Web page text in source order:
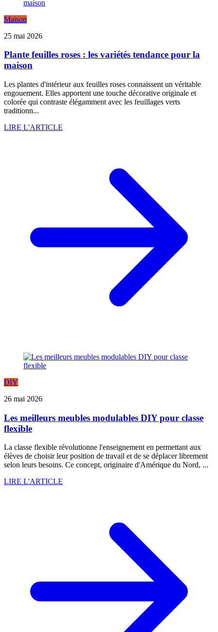
Maison
25 mai 2026
Plante feuilles roses : les variétés tendance pour la
maison
Les plantes d'intérieur aux feuilles roses connaissent un véritable
engouement. Elles apportent une touche décorative originale et
colorée qui contraste élégamment avec les feuillages verts
traditionn...
LIRE L'ARTICLE
DIY
26 mai 2026
Les meilleurs meubles modulables DIY pour classe
flexible
La classe flexible révolutionne l'enseignement en permettant aux
élèves de choisir leur position de travail et de se déplacer librement
selon leurs besoins. Ce concept, originaire d'Amérique du Nord, ...
LIRE L'ARTICLE